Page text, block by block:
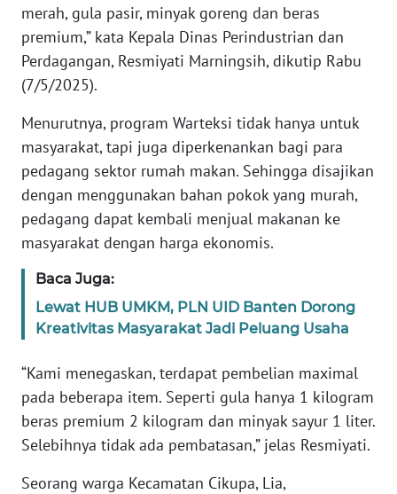
merah, gula pasir, minyak goreng dan beras
premium,” kata Kepala Dinas Perindustrian dan
Perdagangan, Resmiyati Marningsih, dikutip Rabu
(7/5/2025).
Menurutnya, program Warteksi tidak hanya untuk
masyarakat, tapi juga diperkenankan bagi para
pedagang sektor rumah makan. Sehingga disajikan
dengan menggunakan bahan pokok yang murah,
pedagang dapat kembali menjual makanan ke
masyarakat dengan harga ekonomis.
Baca Juga:
Lewat HUB UMKM, PLN UID Banten Dorong
Kreativitas Masyarakat Jadi Peluang Usaha
“Kami menegaskan, terdapat pembelian maximal
pada beberapa item. Seperti gula hanya 1 kilogram
beras premium 2 kilogram dan minyak sayur 1 liter.
Selebihnya tidak ada pembatasan,” jelas Resmiyati.
Seorang warga Kecamatan Cikupa, Lia,
WN
PAPUA
BARAT
RIAU
WN
SERAMBI
WN
WN
SULTRA
WN
NTB
WN
SULTENG